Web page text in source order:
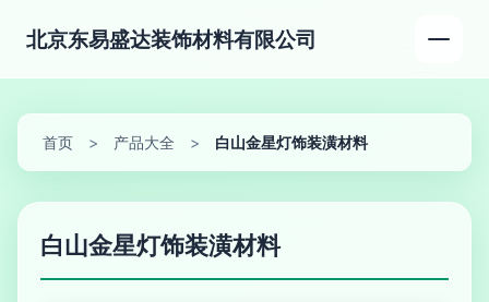
北京东易盛达装饰材料有限公司
首页 > 产品大全 > 白山金星灯饰装潢材料
白山金星灯饰装潢材料